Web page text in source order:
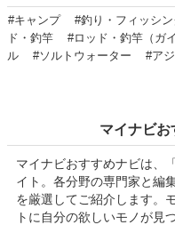
#キャンプ #釣り・フィッシ
ド・釣竿
#ロッド・釣竿（ガ
ル
#ソルトウォーター #ア
マイナビお
マイナビおすすめナビは、
イト。各分野の専門家と編
を厳選してご紹介します。
トに自分の欲しいモノが見